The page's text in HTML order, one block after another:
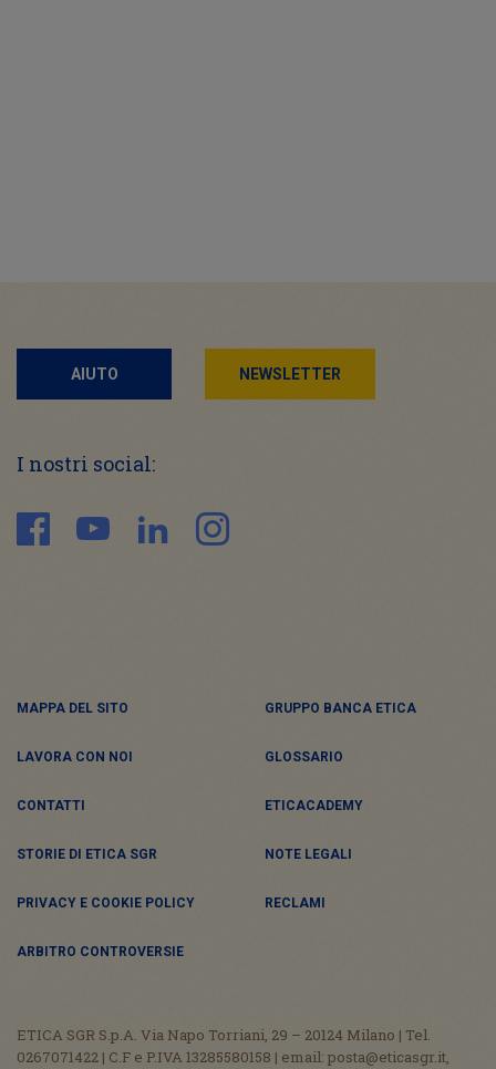
AIUTO NEWSLETTER
I nostri social:
MAPPA DEL SITO GRUPPO BANCA ETICA
LAVORA CON NOI GLOSSARIO
CONTATTI ETICACADEMY
STORIE DI ETICA SGR NOTE LEGALI
PRIVACY E COOKIE POLICY RECLAMI
ARBITRO CONTROVERSIE
ETICA SGR S.p.A. Via Napo Torriani, 29 – 20124 Milano | Tel.
0267071422 | C.F e P.IVA 13285580158 | email: posta@eticasgr.it,